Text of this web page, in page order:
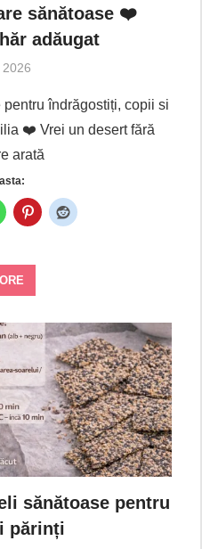
sănătoase ❤️
adăugat
2026
pentru îndrăgostiți, copii si
❤️ Vrei un desert fără
arată
sănătoase pentru
părinți